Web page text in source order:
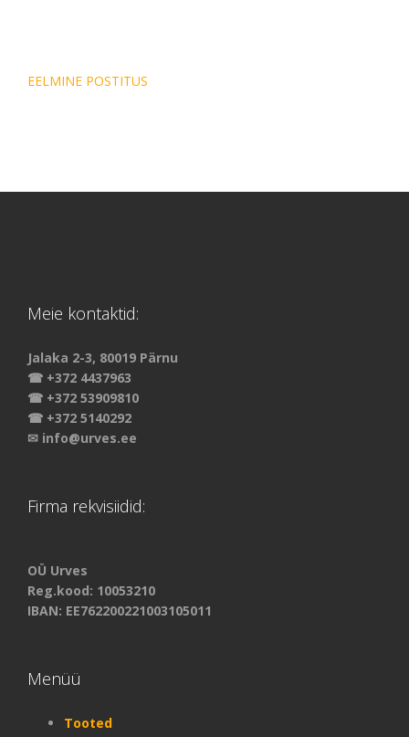
Navigeerimine
EELMINE POSTITUS
Meie kontaktid:
Jalaka 2-3, 80019 Pärnu
☎ +372 4437963
☎ +372 53909810
☎ +372 5140292
✉ info@urves.ee
Firma rekvisiidid:
OÜ Urves
Reg.kood: 10053210
IBAN: EE762200221003105011
Menüü
Tooted